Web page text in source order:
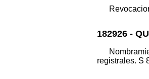
182926 -
registrales. S